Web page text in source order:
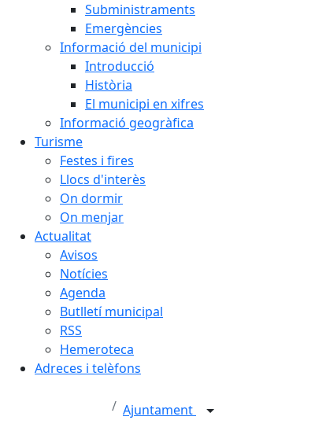
Subministraments
Emergències
Informació del municipi
Introducció
Història
El municipi en xifres
Informació geogràfica
Turisme
Festes i fires
Llocs d'interès
On dormir
On menjar
Actualitat
Avisos
Notícies
Agenda
Butlletí municipal
RSS
Hemeroteca
Adreces i telèfons
Ajuntament